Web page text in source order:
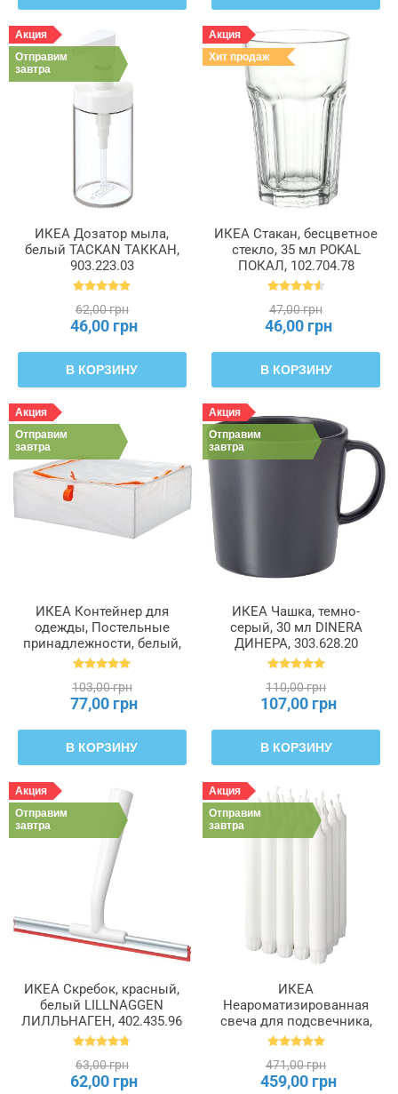
Акция
Отправим
завтра
ИКЕА Дозатор мыла,
белый TACKAN ТАККАН,
903.223.03
62,00 грн
46,00 грн
В КОРЗИНУ
Акция
Хит продаж
ИКЕА Стакан, бесцветное
стекло, 35 мл POKAL
ПОКАЛ, 102.704.78
47,00 грн
46,00 грн
В КОРЗИНУ
Акция
Отправим
завтра
ИКЕА Контейнер для
одежды, Постельные
принадлежности, белый,
55 x 49 x 19 см PÄRKLA
103,00 грн
77,00 грн
В КОРЗИНУ
Акция
Отправим
завтра
ИКЕА Чашка, темно-
серый, 30 мл DINERA
ДИНЕРА, 303.628.20
110,00 грн
107,00 грн
В КОРЗИНУ
Акция
Отправим
завтра
ИКЕА Скребок, красный,
белый LILLNAGGEN
ЛИЛЛЬНАГЕН, 402.435.96
63,00 грн
62,00 грн
Акция
Отправим
завтра
ИКЕА
Неароматизированная
свеча для подсвечника,
белый, 19 см 6 часов
471,00 грн
459,00 грн